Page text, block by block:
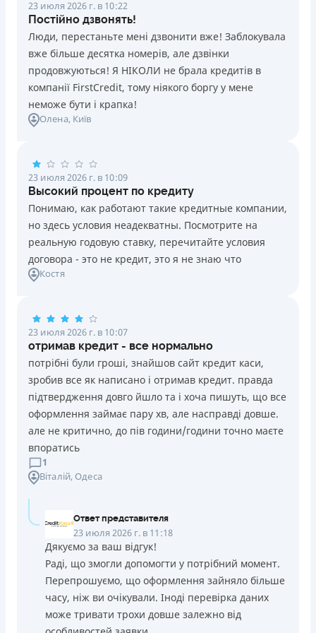
23 июля 2026 г. в 10:22
Постійно дзвонять!
Люди, перестаньте мені дзвонити вже! Заблокувала
вже більше десятка номерів, але дзвінки
продовжуються! Я НІКОЛИ не брала кредитів в
компанії FirstCredit, тому ніякого боргу у мене
неможе бути і крапка!
Олена, Київ
23 июля 2026 г. в 10:09
Высокий процент по кредиту
Понимаю, как работают такие кредитные компании,
но здесь условия неадекватны. Посмотрите на
реальную годовую ставку, перечитайте условия
договора - это не кредит, это я не знаю что
Костя
23 июля 2026 г. в 10:07
отримав кредит - все нормально
потрібні були гроші, знайшов сайт кредит каси,
зробив все як написано і отримав кредит. правда
підтвердження довго йшло та і хоча пишуть, що все
оформлення займає пару хв, але насправді довше.
але не критично, до пів години/години точно маєте
впоратись
1
Віталій, Одеса
Ответ представителя
23 июля 2026 г. в 11:18
Дякуємо за ваш відгук!
Раді, що змогли допомогти у потрібний момент.
Перепрошуємо, що оформлення зайняло більше
часу, ніж ви очікували. Іноді перевірка даних
може тривати трохи довше залежно від